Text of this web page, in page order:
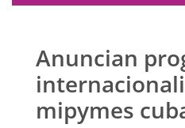
Anuncian
mipymes